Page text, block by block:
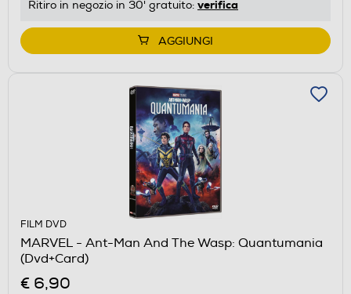
Ritiro in negozio in 30' gratuito: verifica
AGGIUNGI
FILM DVD
MARVEL - Ant-Man And The Wasp: Quantumania
(Dvd+Card)
€ 6,90